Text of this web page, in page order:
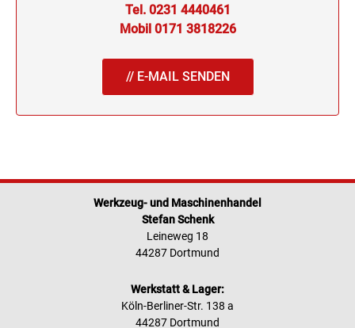
Tel. 0231 4440461
Mobil 0171 3818226
// E-MAIL SENDEN
Werkzeug- und Maschinenhandel
Stefan Schenk
Leineweg 18
44287 Dortmund
Werkstatt & Lager:
Köln-Berliner-Str. 138 a
44287 Dortmund